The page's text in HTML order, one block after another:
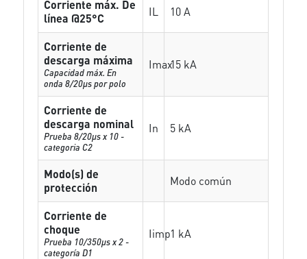
Corriente máx. De
línea @25°C
IL 10 A
Corriente de
descarga máxima
Capacidad máx. En
onda 8/20µs por polo
Imax15 kA
Corriente de
descarga nominal
Prueba 8/20µs x 10 -
categoria C2
In 5 kA
Modo(s) de
protección
Modo común
Corriente de
choque
Prueba 10/350µs x 2 -
categoría D1
Iimp1 kA